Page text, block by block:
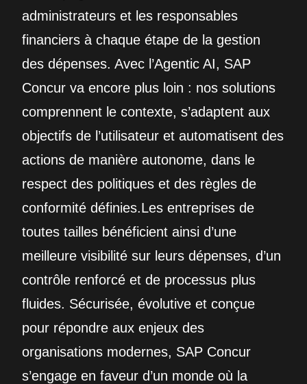
administrateurs et les responsables
financiers à chaque étape de la gestion
des dépenses. Avec l’Agentic AI, SAP
Concur va encore plus loin : nos solutions
comprennent le contexte, s’adaptent aux
objectifs de l’utilisateur et automatisent des
actions de manière autonome, dans le
respect des politiques et des règles de
conformité définies.Les entreprises de
toutes tailles bénéficient ainsi d’une
meilleure visibilité sur leurs dépenses, d’un
contrôle renforcé et de processus plus
fluides. Sécurisée, évolutive et conçue
pour répondre aux enjeux des
organisations modernes, SAP Concur
s’engage en faveur d’un monde où la